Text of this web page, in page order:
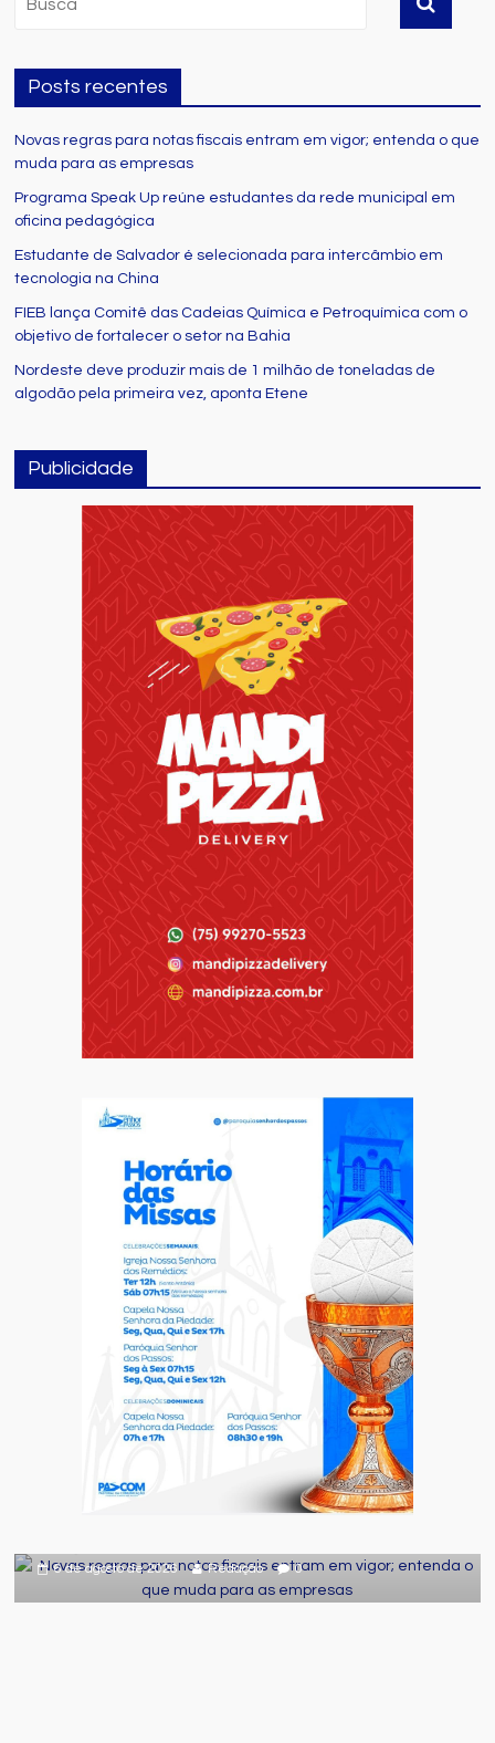
Posts recentes
Novas regras para notas fiscais entram em vigor; entenda o que
muda para as empresas
Programa Speak Up reúne estudantes da rede municipal em
oficina pedagógica
Estudante de Salvador é selecionada para intercâmbio em
tecnologia na China
FIEB lança Comitê das Cadeias Química e Petroquímica com o
objetivo de fortalecer o setor na Bahia
Nordeste deve produzir mais de 1 milhão de toneladas de
algodão pela primeira vez, aponta Etene
Publicidade
Novas regras para notas fiscais entram
em vigor; entenda o que muda para as
6 de agosto de 2026 Redação 0